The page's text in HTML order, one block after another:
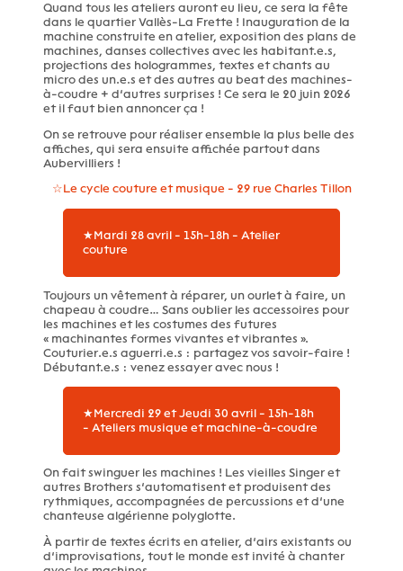
Quand tous les ateliers auront eu lieu, ce sera la fête
dans le quartier Vallès-La Frette ! Inauguration de la
machine construite en atelier, exposition des plans de
machines, danses collectives avec les habitant.e.s,
projections des hologrammes, textes et chants au
micro des un.e.s et des autres au beat des machines-
à-coudre + d’autres surprises ! Ce sera le 20 juin 2026
et il faut bien annoncer ça !
On se retrouve pour réaliser ensemble la plus belle des
affiches, qui sera ensuite affichée partout dans
Aubervilliers !
☆Le cycle couture et musique - 29 rue Charles Tillon
★Mardi 28 avril - 15h-18h - Atelier
couture
Toujours un vêtement à réparer, un ourlet à faire, un
chapeau à coudre… Sans oublier les accessoires pour
les machines et les costumes des futures
« machinantes formes vivantes et vibrantes ».
Couturier.e.s aguerri.e.s : partagez vos savoir-faire !
Débutant.e.s : venez essayer avec nous !
★Mercredi 29 et Jeudi 30 avril - 15h-18h
- Ateliers musique et machine-à-coudre
On fait swinguer les machines ! Les vieilles Singer et
autres Brothers s’automatisent et produisent des
rythmiques, accompagnées de percussions et d’une
chanteuse algérienne polyglotte.
À partir de textes écrits en atelier, d’airs existants ou
d’improvisations, tout le monde est invité à chanter